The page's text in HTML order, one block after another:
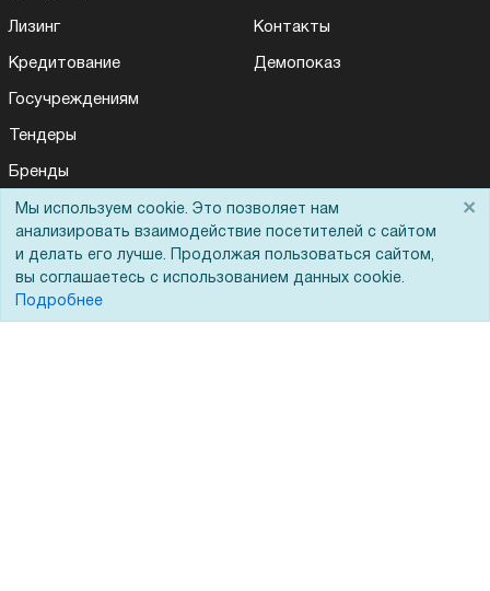
Лизинг
Кредитование
Госучреждениям
Тендеры
Бренды
ЭДО
Контакты
Демопоказ
Мы используем cookie. Это позволяет нам
анализировать взаимодействие посетителей с сайтом
и делать его лучше. Продолжая пользоваться сайтом,
вы соглашаетесь с использованием данных cookie.
Подробнее
×